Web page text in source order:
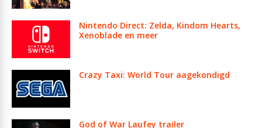
Nintendo Direct: Zelda, Kindom Hearts,
Xenoblade en meer
Crazy Taxi: World Tour aagekondigd
God of War Laufey trailer